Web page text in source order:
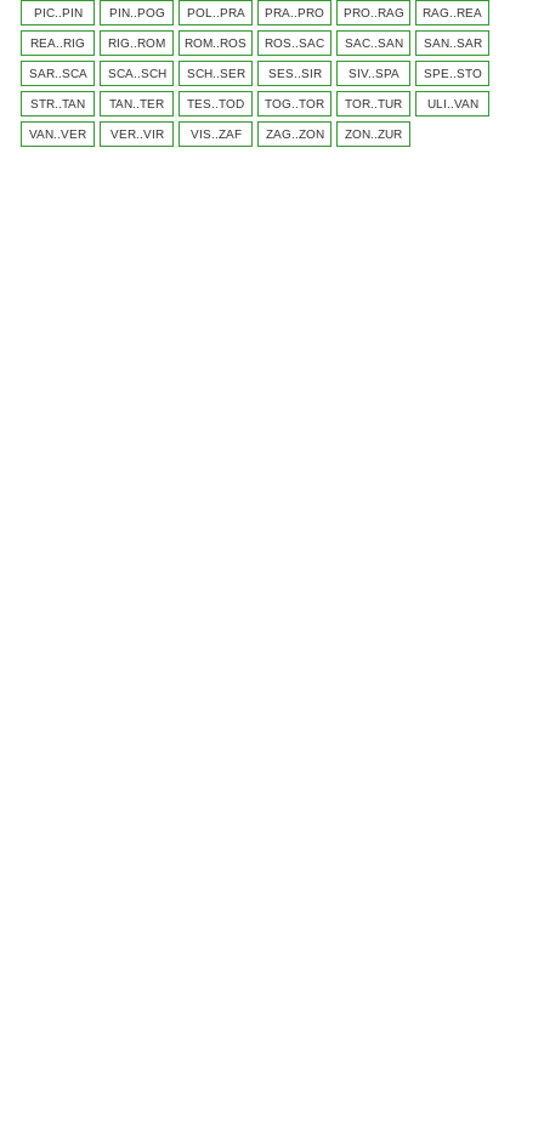
PIC..PIN PIN..POG POL..PRA PRA..PRO PRO..RAG RAG..REA
REA..RIG RIG..ROM ROM..ROS ROS..SAC SAC..SAN SAN..SAR
SAR..SCA SCA..SCH SCH..SER SES..SIR SIV..SPA SPE..STO
STR..TAN TAN..TER TES..TOD TOG..TOR TOR..TUR ULI..VAN
VAN..VER VER..VIR VIS..ZAF ZAG..ZON ZON..ZUR